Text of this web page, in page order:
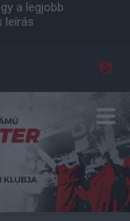
a legjobb
leírás